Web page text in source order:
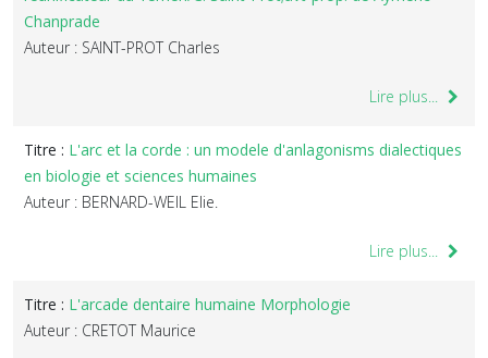
Chanprade
Auteur : SAINT-PROT Charles
Lire plus...
Titre : L'arc et la corde : un modele d'anlagonisms dialectiques
en biologie et sciences humaines
Auteur : BERNARD-WEIL Elie.
Lire plus...
Titre : L'arcade dentaire humaine Morphologie
Auteur : CRETOT Maurice